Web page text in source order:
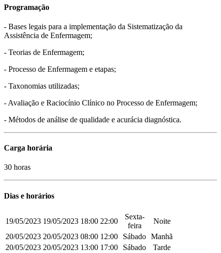
Programação
- Bases legais para a implementação da Sistematização da
Assistência de Enfermagem;
- Teorias de Enfermagem;
- Processo de Enfermagem e etapas;
- Taxonomias utilizadas;
- Avaliação e Raciocínio Clínico no Processo de Enfermagem;
- Métodos de análise de qualidade e acurácia diagnóstica.
Carga horária
30 horas
Dias e horários
19/05/2023 19/05/2023 18:00 22:00
Sexta-
feira
Noite
20/05/2023 20/05/2023 08:00 12:00 Sábado Manhã
20/05/2023 20/05/2023 13:00 17:00 Sábado
Tarde